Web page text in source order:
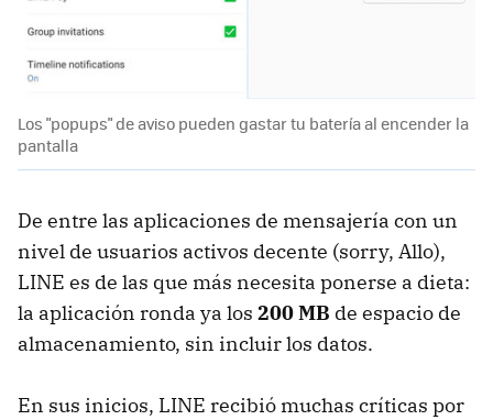
Los "popups" de aviso pueden gastar tu batería al encender la
pantalla
De entre las aplicaciones de mensajería con un
nivel de usuarios activos decente (sorry, Allo),
LINE es de las que más necesita ponerse a dieta:
la aplicación ronda ya los 200 MB de espacio de
almacenamiento, sin incluir los datos.
En sus inicios, LINE recibió muchas críticas por